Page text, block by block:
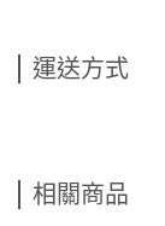
運送方式
相關商品